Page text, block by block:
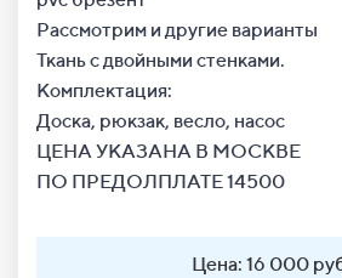
Рассмотрим и другие варианты
Ткань с двойными стенками.
Комплектация:
Доска, рюкзак, весло, насос
ЦЕНА УКАЗАНА В МОСКВЕ
ПО ПРЕДОЛПЛАТЕ 14500
Цена: 16 000